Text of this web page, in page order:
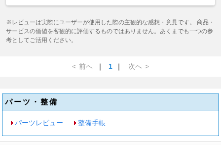
※レビューは実際にユーザーが使用した際の主観的な感想・意見です。 商品・
サービスの価値を客観的に評価するものではありません。あくまでも一つの参
考としてご活用ください。
< 前へ ｜ 1 ｜ 次へ >
パーツ・整備
パーツレビュー 整備手帳